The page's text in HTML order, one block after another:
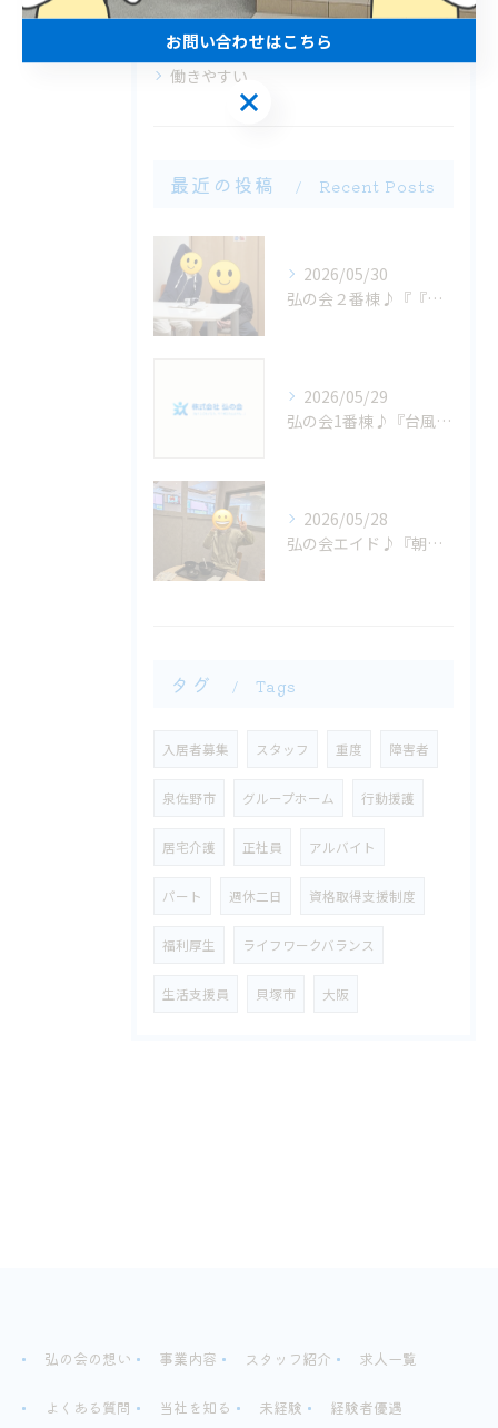
ブランクOK
働きやすい
最近の投稿 Recent Posts
2026/05/30
弘の会２番棟♪『『いちにちの終わりに...』』
2026/05/29
弘の会1番棟♪『台風大丈夫かなぁ？』
2026/05/28
弘の会エイド♪『朝から、お腹減った〜大興奮！ 』
タグ Tags
入居者募集 スタッフ 重度 障害者
泉佐野市 グループホーム 行動援護
​居宅介護 正社員 アルバイト
パート 週休二日 資格取得支援制度
福利厚生 ライフワークバランス
生活支援員 貝塚市 大阪
弘の会の想い 事業内容 スタッフ紹介 求人一覧
よくある質問 当社を知る 未経験 経験者優遇
お問い合わせはこちら
お問い合わせはこちら